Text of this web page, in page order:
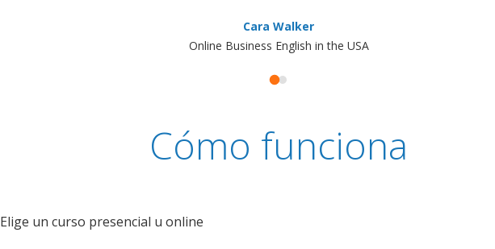
Cara Walker
Online Business English in the USA
Cómo funciona
Elige un curso presencial u online